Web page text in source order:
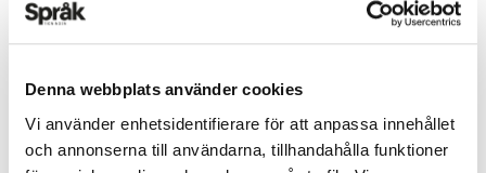
Denna webbplats använder cookies
Vi använder enhetsidentifierare för att anpassa innehållet
och annonserna till användarna, tillhandahålla funktioner
Här är vinnaren i 2022
års
felstavningskalender